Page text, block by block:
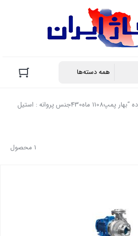
/ محصولات برچسب خورده “بهار پمپ1108 ماه430جنس پروانه : استیل
1 محصول